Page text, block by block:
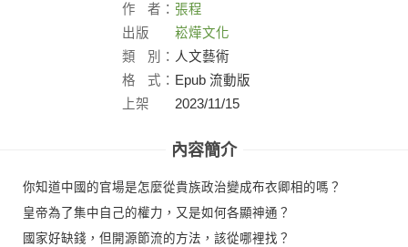
作 者： 張程
出版
社：
崧燁文化
類
別： 人文藝術
格
式： Epub 流動版
上架
2023/11/15
內容簡介
你知道中國的官場是怎麼從貴族政治變成布衣卿相的嗎？
皇帝為了集中自己的權力，又是如何各顯神通？
國家好缺錢，但開源節流的方法，該從哪裡找？